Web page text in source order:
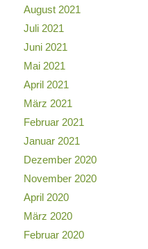
August 2021
Juli 2021
Juni 2021
Mai 2021
April 2021
März 2021
Februar 2021
Januar 2021
Dezember 2020
November 2020
April 2020
März 2020
Februar 2020